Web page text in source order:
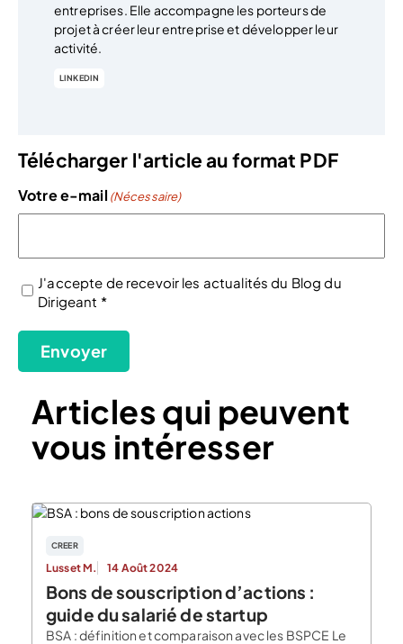
entreprises. Elle accompagne les porteurs de
projet à créer leur entreprise et développer leur
activité.
LINKEDIN
Télécharger l'article au format PDF
Votre e-mail (Nécessaire)
(Nécessaire)
J'accepte de recevoir les actualités du Blog du
Dirigeant *
Envoyer
Articles qui peuvent
vous intéresser
CREER
Lusset M. 14 Août 2024
Bons de souscription d’actions :
guide du salarié de startup
BSA : définition et comparaison avec les BSPCE Le